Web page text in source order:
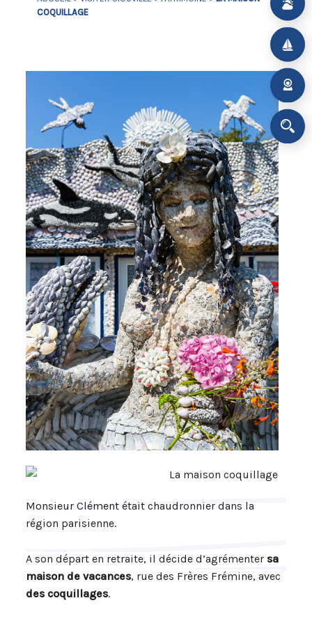
COQUILLAGE
Monsieur Clément était chaudronnier dans la
région parisienne.
A son départ en retraite, il décide d’agrémenter sa
maison de vacances, rue des Frères Frémine, avec
des coquillages.